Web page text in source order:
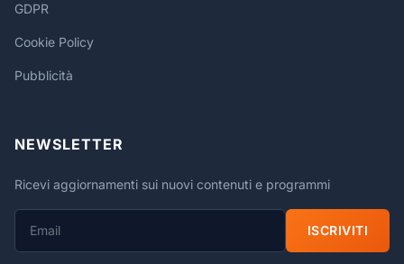
GDPR
Cookie Policy
Pubblicità
NEWSLETTER
Ricevi aggiornamenti sui nuovi contenuti e programmi
ISCRIVITI